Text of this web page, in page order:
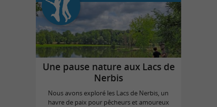
Une pause nature aux Lacs de
Nerbis
Nous avons exploré les Lacs de Nerbis, un
havre de paix pour pêcheurs et amoureux